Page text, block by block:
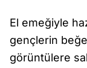
El emeğiyle
gençlerin
görüntülere